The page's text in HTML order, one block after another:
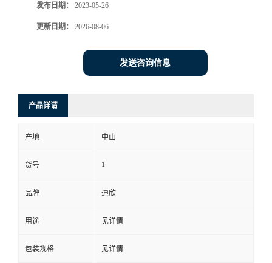
式
在
线
留
言
发布日期： 2023-05-26
更新日期： 2026-08-06
发送咨询信息
产品详请
产地 中山
货号 1
品牌 迪欣
用途 见详情
包装规格 见详情